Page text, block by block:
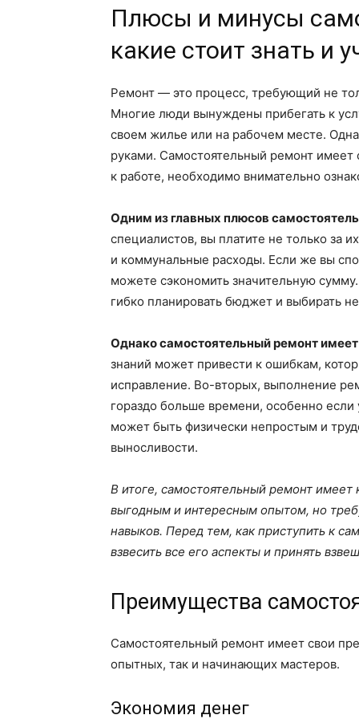
Плюсы и минусы
какие стоит знать и
Ремонт — это процесс, требующий не
Многие люди вынуждены прибегать к
своем жилье или на рабочем месте.
руками. Самостоятельный ремонт
к работе, необходимо внимательно
Одним из главных плюсов
специалистов, вы платите не только за
и коммунальные расходы. Если же вы
можете сэкономить значительную
гибко планировать бюджет и выбирать
Однако самостоятельный ремонт
знаний может привести к ошибкам,
исправление. Во-вторых, выполнение
гораздо больше времени, особенно
может быть физически непростым и
выносливости.
В итоге, самостоятельный ремонт
выгодным и интересным опытом, но
навыков. Перед тем, как приступить к
взвесить все его аспекты и принять
Преимущества
Самостоятельный ремонт имеет свои
опытных, так и начинающих мастеров.
Экономия денег